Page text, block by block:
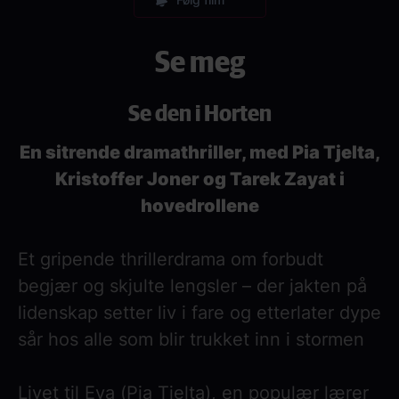
Se meg
Se den i Horten
En sitrende dramathriller, med Pia Tjelta,
Kristoffer Joner og Tarek Zayat i
hovedrollene
Et gripende thrillerdrama om forbudt
begjær og skjulte lengsler – der jakten på
lidenskap setter liv i fare og etterlater dype
sår hos alle som blir trukket inn i stormen
Livet til Eva (Pia Tjelta), en populær lærer